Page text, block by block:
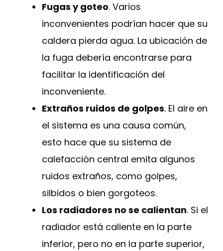
Fugas y goteo. Varios
inconvenientes podrían hacer que su
caldera pierda agua. La ubicación de
la fuga debería encontrarse para
facilitar la identificación del
inconveniente.
Extraños ruidos de golpes. El aire en
el sistema es una causa común,
esto hace que su sistema de
calefacción central emita algunos
ruidos extraños, como golpes,
silbidos o bien gorgoteos.
Los radiadores no se calientan. Si el
radiador está caliente en la parte
inferior, pero no en la parte superior,